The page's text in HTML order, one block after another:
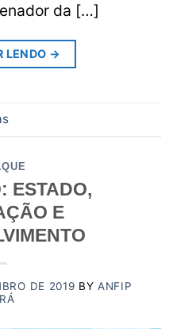
da […]
LENDO →
ESTADO,
E
DE 2019 BY ANFIP